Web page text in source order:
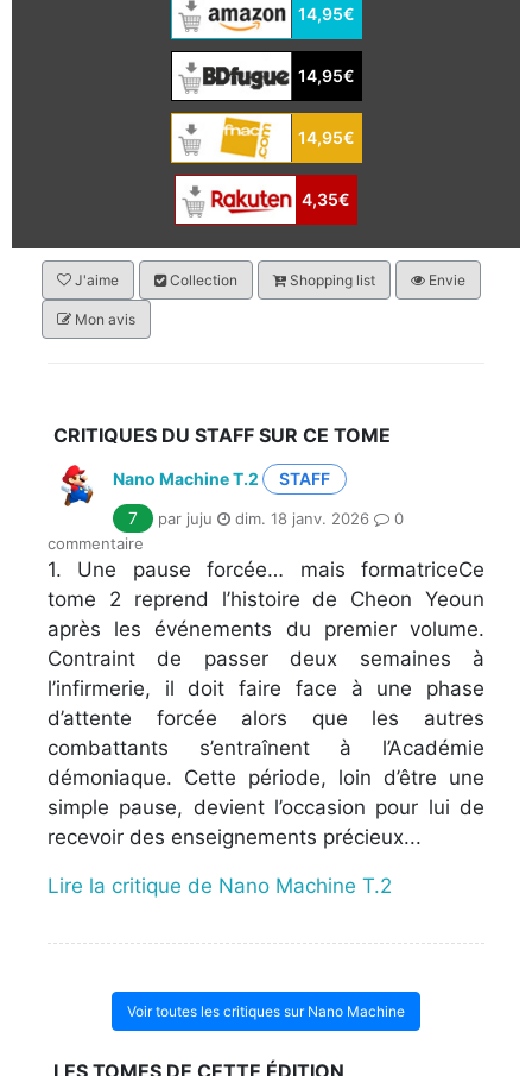
14,95€
14,95€
14,95€
4,35€
J'aime Collection Shopping list Envie
Mon avis
CRITIQUES DU STAFF SUR CE TOME
Nano Machine T.2
STAFF
7
par juju dim. 18 janv. 2026
0
commentaire
1. Une pause forcée… mais formatriceCe
tome 2 reprend l’histoire de Cheon Yeoun
après les événements du premier volume.
Contraint de passer deux semaines à
l’infirmerie, il doit faire face à une phase
d’attente forcée alors que les autres
combattants s’entraînent à l’Académie
démoniaque. Cette période, loin d’être une
simple pause, devient l’occasion pour lui de
recevoir des enseignements précieux...
Lire la critique de Nano Machine T.2
Voir toutes les critiques sur Nano Machine
LES TOMES DE CETTE ÉDITION